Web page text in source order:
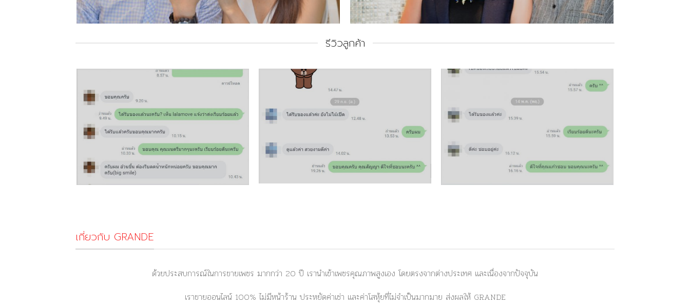
รีวิวลูกค้า
เกี่ยวกับ GRANDE
ด้วยประสบการณ์ในการขายเพชร มากกว่า 20 ปี เรานำเข้าเพชรคุณภาพสูงเอง โดยตรงจากต่างประเทศ และเนื่องจากปัจจุบัน
เราขายออนไลน์ 100% ไม่มีหน้าร้าน ประหยัดค่าเช่า และค่าโสหุ้ยที่ไม่จำเป็นมากมาย ส่งผลให้ GRANDE